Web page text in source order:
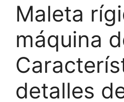
Maleta
máquina
detalles